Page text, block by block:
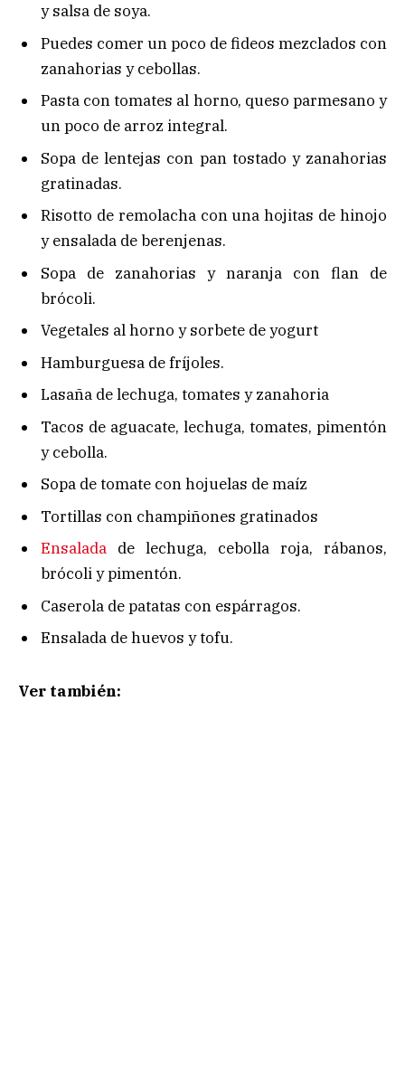
y salsa de soya.
Puedes comer un poco de fideos mezclados con
zanahorias y cebollas.
Pasta con tomates al horno, queso parmesano y
un poco de arroz integral.
Sopa de lentejas con pan tostado y zanahorias
gratinadas.
Risotto de remolacha con una hojitas de hinojo
y ensalada de berenjenas.
Sopa de zanahorias y naranja con flan de
brócoli.
Vegetales al horno y sorbete de yogurt
Hamburguesa de fríjoles.
Lasaña de lechuga, tomates y zanahoria
Tacos de aguacate, lechuga, tomates, pimentón
y cebolla.
Sopa de tomate con hojuelas de maíz
Tortillas con champiñones gratinados
Ensalada de lechuga, cebolla roja, rábanos,
brócoli y pimentón.
Caserola de patatas con espárragos.
Ensalada de huevos y tofu.
Ver también: